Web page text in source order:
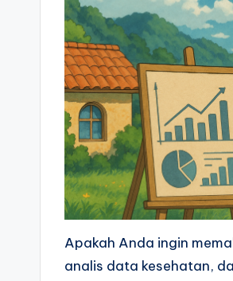
Apakah Anda ingin
analis data kesehatan,